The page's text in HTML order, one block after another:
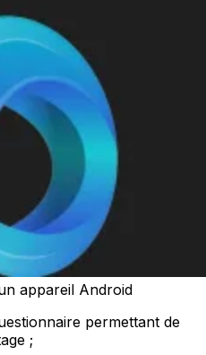
appareil Android
permettant de
;